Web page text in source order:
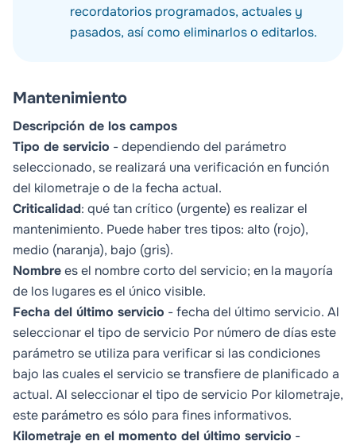
recordatorios programados, actuales y
pasados, así como eliminarlos o editarlos.
Mantenimiento
Descripción de los campos
Tipo de servicio - dependiendo del parámetro
seleccionado, se realizará una verificación en función
del kilometraje o de la fecha actual.
Criticalidad: qué tan crítico (urgente) es realizar el
mantenimiento. Puede haber tres tipos: alto (rojo),
medio (naranja), bajo (gris).
Nombrees el nombre corto del servicio; en la mayoría
de los lugares es el único visible.
Fecha del último servicio - fecha del último servicio. Al
seleccionar el tipo de servicio Por número de díaseste
parámetro se utiliza para verificar si las condiciones
bajo las cuales el servicio se transfiere de planificado a
actual. Al seleccionar el tipo de servicio Por kilometraje,
este parámetro es sólo para fines informativos.
Kilometraje en el momento del último servicio -